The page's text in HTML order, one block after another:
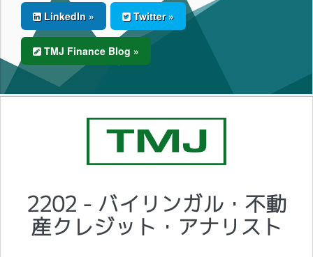
LinkedIn » Twitter »
TMJ Finance Blog »
2202 - バイリンガル・不動
産クレジット・アナリスト